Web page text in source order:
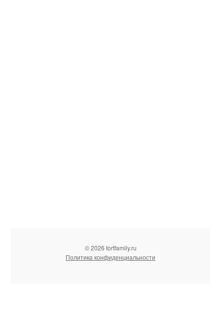
© 2026 tortfamily.ru
Политика конфиденциальности